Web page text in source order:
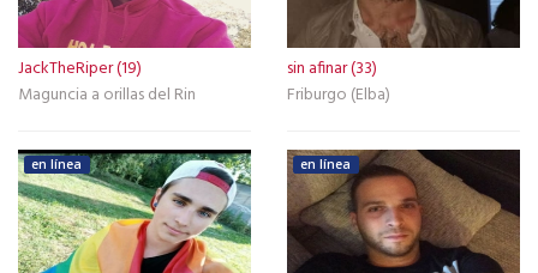
JackTheRiper (19)
Maguncia a orillas del Rin
sin afinar (33)
Friburgo (Elba)
en línea en línea